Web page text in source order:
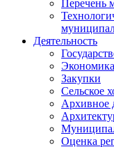
Перечень
Деятельность
Экономика
Закупки
Сельское
Архивное
Оценка